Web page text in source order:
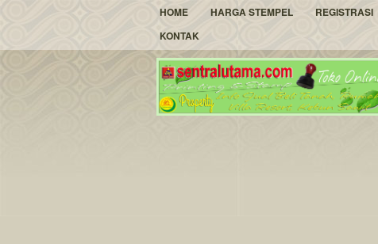
HOME HARGA STEMPEL
REGISTRASI
KONTAK